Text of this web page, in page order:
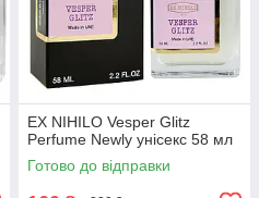
EX NIHILO Vesper Glitz
Perfume Newly унісекс 58 мл
Готово до відправки